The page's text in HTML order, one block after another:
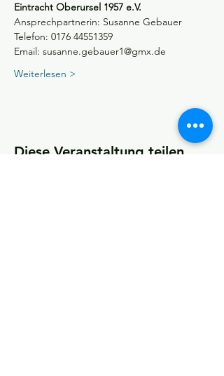
Eintracht Oberursel 1957 e.V.
Ansprechpartnerin: Susanne Gebauer
Telefon: 0176 44551359
Email: susanne.gebauer1@gmx.de
Weiterlesen >
Diese Veranstaltung teilen